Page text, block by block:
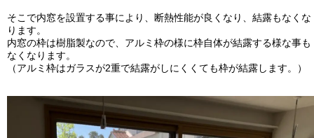
そこで内窓を設置する事により、断熱性能が良くなり、結露もなくな
ります。
内窓の枠は樹脂製なので、アルミ枠の様に枠自体が結露する様な事も
なくなります。
（アルミ枠はガラスが2重で結露がしにくくても枠が結露します。）